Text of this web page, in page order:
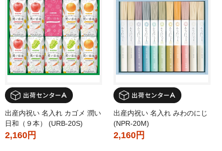
出産内祝い 名入れ カゴメ 潤い
日和（９本） (URB-20S)
2,160円
出産内祝い 名入れ みわのにじ
(NPR-20M)
2,160円